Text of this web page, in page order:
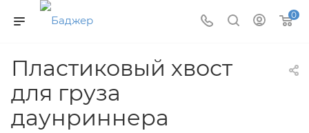
0
Пластиковый хвост
для груза
даунриннера